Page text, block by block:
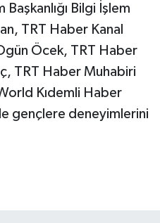
Başkanlığı Bilgi İşlem
TRT Haber Kanal
Öcek, TRT Haber
TRT Haber Muhabiri
Kıdemli Haber
gençlere deneyimlerini